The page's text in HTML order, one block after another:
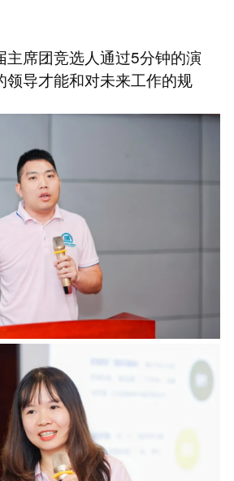
主席团竞选人通过5分钟的演
领导才能和对未来工作的规